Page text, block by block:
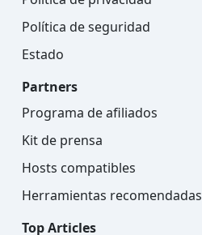
Política de seguridad
Estado
Partners
Programa de afiliados
Kit de prensa
Hosts compatibles
Herramientas recomendadas
Top Articles